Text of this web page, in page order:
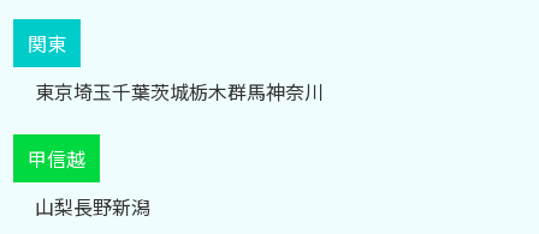
関東
東京埼玉千葉茨城栃木群馬神奈川
甲信越
山梨長野新潟